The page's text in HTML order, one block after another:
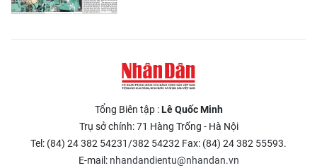
Tổng Biên tập :Lê Quốc Minh
Trụ sở chính: 71 Hàng Trống - Hà Nội
Tel: (84) 24 382 54231/382 54232 Fax: (84) 24 382 55593.
E-mail: nhandandientu@nhandan.vn